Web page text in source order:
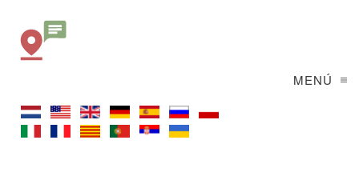
MENÚ